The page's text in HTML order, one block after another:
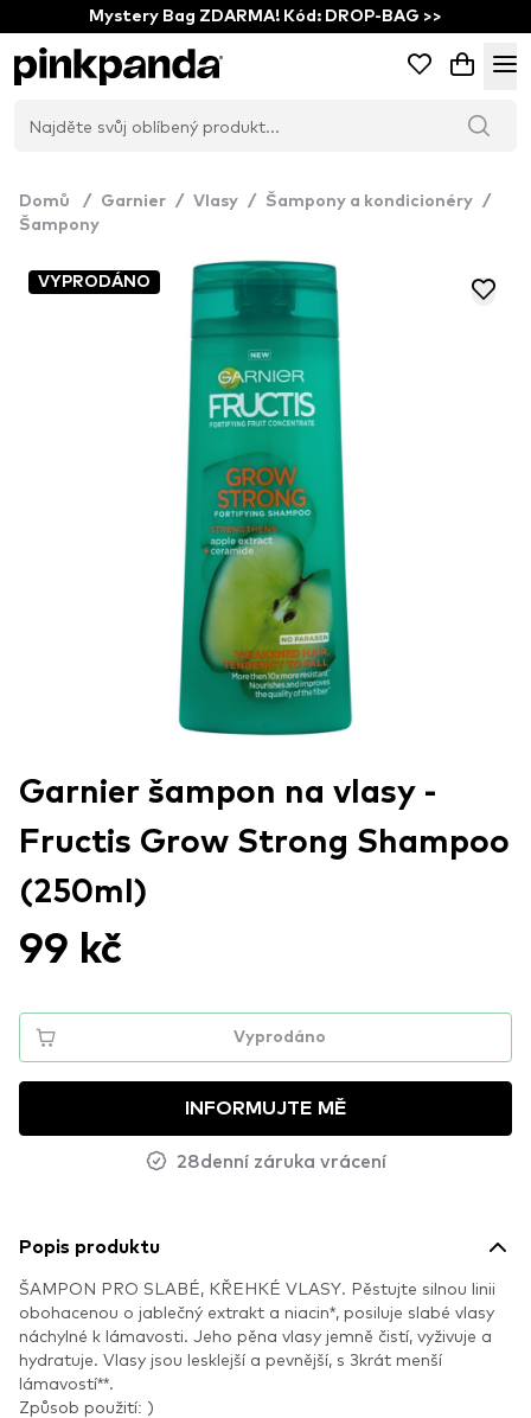
Mystery Bag ZDARMA! Kód: DROP-BAG >>
Domů / Garnier / Vlasy / Šampony a kondicionéry /
Šampony
VYPRODÁNO
Garnier šampon na vlasy -
Fructis Grow Strong Shampoo
(250ml)
99 kč
Vyprodáno
INFORMUJTE MĚ
28denní záruka vrácení
Popis produktu
ŠAMPON PRO SLABÉ, KŘEHKÉ VLASY. Pěstujte silnou linii
obohacenou o jablečný extrakt a niacin*, posiluje slabé vlasy
náchylné k lámavosti. Jeho pěna vlasy jemně čistí, vyživuje a
hydratuje. Vlasy jsou lesklejší a pevnější, s 3krát menší
lámavostí**.
Způsob použití: )